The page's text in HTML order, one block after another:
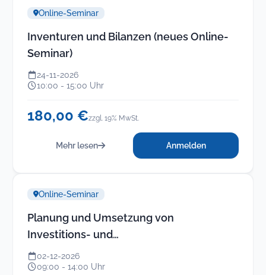
Inventuren und Bilanzen (neues Online-
Seminar)
Online-Seminar
24-11-2026
10:00 - 15:00 Uhr
180,00 €zzgl. 19% MwSt.
Mehr lesen Anmelden
Planung und Umsetzung von
Investitions- und
Unterhaltungsmaßnahmen im
kommunalen Haushalt
Online-Seminar
02-12-2026
09:00 - 14:00 Uhr